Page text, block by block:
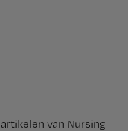
van Nursing